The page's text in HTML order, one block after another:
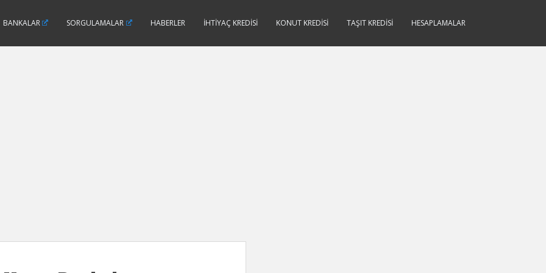
BANKALAR SORGULAMALAR HABERLER İHTIYAÇ KREDISI KONUT KREDISI TAŞIT KREDISI HESAPLAMALAR